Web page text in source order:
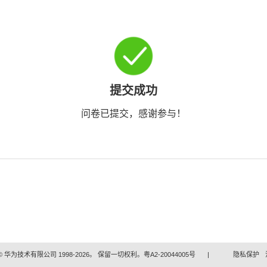
提交成功
问卷已提交，感谢参与！
华为技术有限公司 1998-2026。 保留一切权利。粤A2-20044005号 | 隐私保护